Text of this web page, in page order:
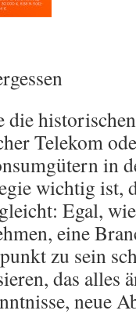
die
Telekom
in
wichtig ist,
Egal,
eine
zu sein
das alles
neue